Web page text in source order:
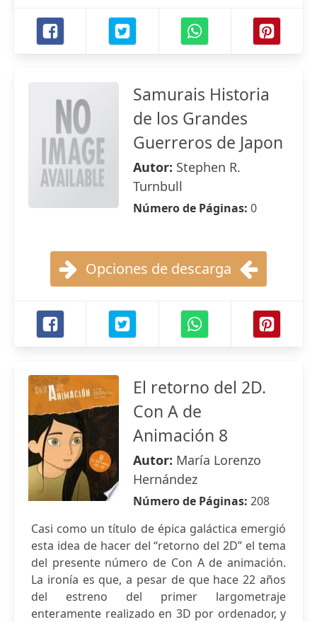
Samurais Historia
de los Grandes
Guerreros de Japon
Autor: Stephen R.
Turnbull
Número de Páginas: 0
Opciones de descarga
El retorno del 2D.
Con A de
Animación 8
Autor: María Lorenzo
Hernández
Número de Páginas: 208
Casi como un título de épica galáctica emergió
esta idea de hacer del “retorno del 2D” el tema
del presente número de Con A de animación.
La ironía es que, a pesar de que hace 22 años
del estreno del primer largometraje
enteramente realizado en 3D por ordenador, y